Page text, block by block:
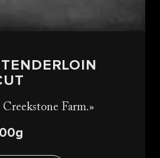
Farm.